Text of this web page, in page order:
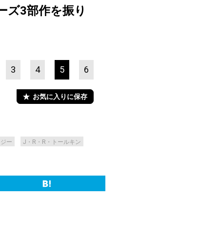
ズ3部作を振り
3 4 5 6
お気に入りに保存
ー J・R・R・トールキン